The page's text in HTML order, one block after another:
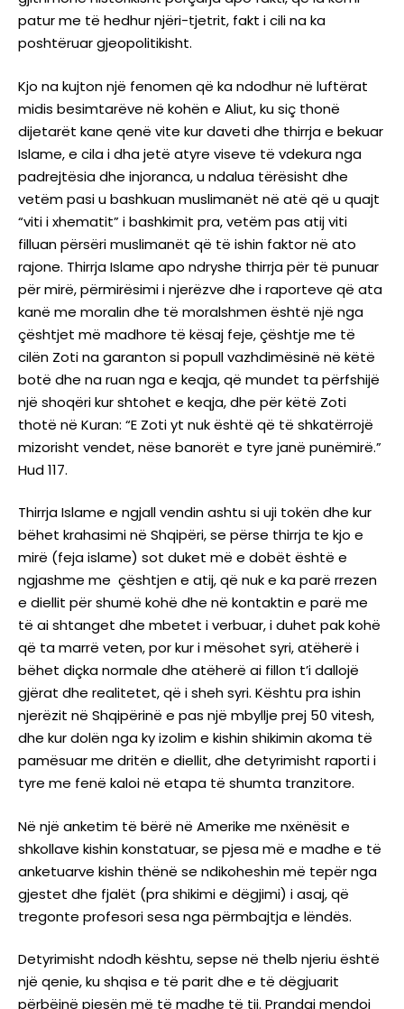
patur me të hedhur njëri-tjetrit, fakt i cili na ka
poshtëruar gjeopolitikisht.
Kjo na kujton një fenomen që ka ndodhur në luftërat
midis besimtarëve në kohën e Aliut, ku siç thonë
dijetarët kane qenë vite kur daveti dhe thirrja e bekuar
Islame, e cila i dha jetë atyre viseve të vdekura nga
padrejtësia dhe injoranca, u ndalua tërësisht dhe
vetëm pasi u bashkuan muslimanët në atë që u quajt
“viti i xhematit” i bashkimit pra, vetëm pas atij viti
filluan përsëri muslimanët që të ishin faktor në ato
rajone. Thirrja Islame apo ndryshe thirrja për të punuar
për mirë, përmirësimi i njerëzve dhe i raporteve që ata
kanë me moralin dhe të moralshmen është një nga
çështjet më madhore të kësaj feje, çështje me të
cilën Zoti na garanton si popull vazhdimësinë në këtë
botë dhe na ruan nga e keqja, që mundet ta përfshijë
një shoqëri kur shtohet e keqja, dhe për këtë Zoti
thotë në Kuran: “E Zoti yt nuk është që të shkatërrojë
mizorisht vendet, nëse banorët e tyre janë punëmirë.”
Hud 117.
Thirrja Islame e ngjall vendin ashtu si uji tokën dhe kur
bëhet krahasimi në Shqipëri, se përse thirrja te kjo e
mirë (feja islame) sot duket më e dobët është e
ngjashme me çështjen e atij, që nuk e ka parë rrezen
e diellit për shumë kohë dhe në kontaktin e parë me
të ai shtanget dhe mbetet i verbuar, i duhet pak kohë
që ta marrë veten, por kur i mësohet syri, atëherë i
bëhet diçka normale dhe atëherë ai fillon t’i dallojë
gjërat dhe realitetet, që i sheh syri. Kështu pra ishin
njerëzit në Shqipërinë e pas një mbyllje prej 50 vitesh,
dhe kur dolën nga ky izolim e kishin shikimin akoma të
pamësuar me dritën e diellit, dhe detyrimisht raporti i
tyre me fenë kaloi në etapa të shumta tranzitore.
Në një anketim të bërë në Amerike me nxënësit e
shkollave kishin konstatuar, se pjesa më e madhe e të
anketuarve kishin thënë se ndikoheshin më tepër nga
gjestet dhe fjalët (pra shikimi e dëgjimi) i asaj, që
tregonte profesori sesa nga përmbajtja e lëndës.
Detyrimisht ndodh kështu, sepse në thelb njeriu është
një qenie, ku shqisa e të parit dhe e të dëgjuarit
përbëjnë pjesën më të madhe të tij. Prandaj mendoj